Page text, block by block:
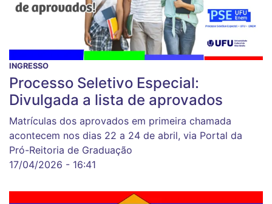
INGRESSO
Processo Seletivo Especial:
Divulgada a lista de aprovados
Matrículas dos aprovados em primeira chamada
acontecem nos dias 22 a 24 de abril, via Portal da
Pró-Reitoria de Graduação
17/04/2026 - 16:41